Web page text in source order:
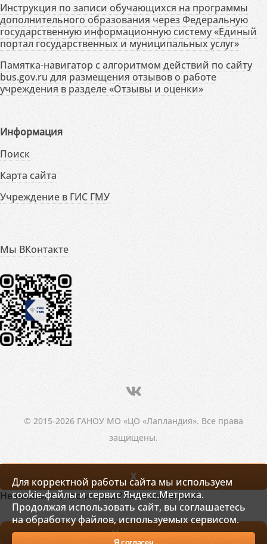
Инструкция по записи обучающихся на программы
дополнительного образования через Федеральную
государственную информационную систему «Единый
портал государственных и муниципальных услуг»
Памятка-навигатор с алгоритмом действий по сайту
bus.gov.ru для размещения отзывов о работе
учреждения в разделе «Отзывы и оценки»
Информация
Поиск
Карта сайта
Учреждение в ГИС ГМУ
Мы ВКонтакте
© 2015-2026 ГАНОУ МО «ЦО «Лапландия». Все права
защищены.
Для корректной работы сайта мы используем
cookie-файлы и сервис Яндекс.Метрика.
Продолжая использовать сайт, вы соглашаетесь
на обработку файлов, используемых сервисом.
X
Не нашли то, что искали? Напишите нам!
Написать